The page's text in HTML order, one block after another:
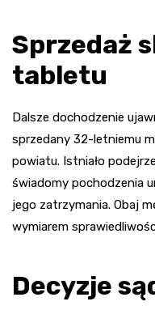
Sprzedaż
tabletu
Dalsze dochodzenie
sprzedany 32-letniemu
powiatu. Istniało
świadomy pochodzenia
jego zatrzymania. Obaj
wymiarem
Decyzje